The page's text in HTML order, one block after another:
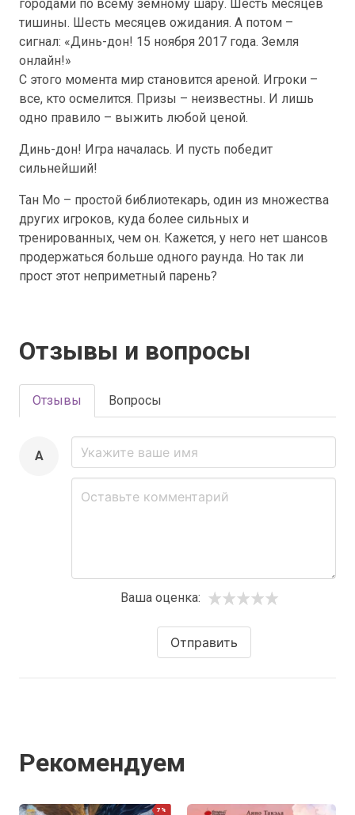
городами по всему земному шару. Шесть месяцев
тишины. Шесть месяцев ожидания. А потом –
сигнал: «Динь-дон! 15 ноября 2017 года. Земля
онлайн!»
С этого момента мир становится ареной. Игроки –
все, кто осмелится. Призы – неизвестны. И лишь
одно правило – выжить любой ценой.
Динь-дон! Игра началась. И пусть победит
сильнейший!
Тан Мо – простой библиотекарь, один из множества
других игроков, куда более сильных и
тренированных, чем он. Кажется, у него нет шансов
продержаться больше одного раунда. Но так ли
прост этот неприметный парень?
Отзывы и вопросы
Отзывы Вопросы
A
Ваша оценка:
Отправить
Рекомендуем
7%